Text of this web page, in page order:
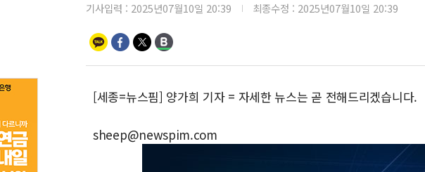
기사입력 : 2025년07월10일 20:39 최종수정 : 2025년07월10일 20:39
[세종=뉴스핌] 양가희 기자 = 자세한 뉴스는 곧 전해드리겠습니다.
sheep@newspim.com